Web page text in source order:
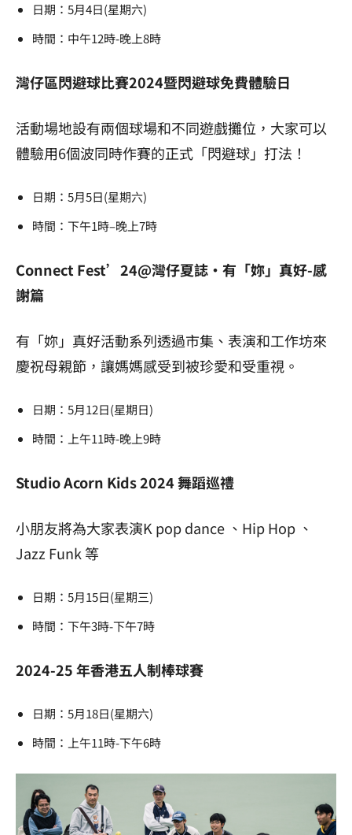
日期：5月4日(星期六)
時間：中午12時-晚上8時
灣仔區閃避球比賽2024暨閃避球免費體驗日
活動場地設有兩個球場和不同遊戲攤位，大家可以
體驗用6個波同時作賽的正式「閃避球」打法！
日期：5月5日(星期六)
時間：下午1時–晚上7時
Connect Fest’24@灣仔夏誌·有「妳」真好-感
謝篇
有「妳」真好活動系列透過市集、表演和工作坊來
慶祝母親節，讓媽媽感受到被珍愛和受重視。
日期：5月12日(星期日)
時間：上午11時-晚上9時
Studio Acorn Kids 2024 舞蹈巡禮
小朋友將為大家表演K pop dance 、Hip Hop 、
Jazz Funk 等
日期：5月15日(星期三)
時間：下午3時-下午7時
2024-25 年香港五人制棒球賽
日期：5月18日(星期六)
時間：上午11時-下午6時